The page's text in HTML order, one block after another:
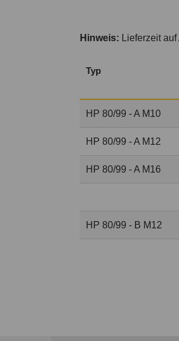
Hinweis: Lieferzeit auf
Typ
HP 80/99 - A M10
HP 80/99 - A M12
HP 80/99 - A M16
HP 80/99 - B M12